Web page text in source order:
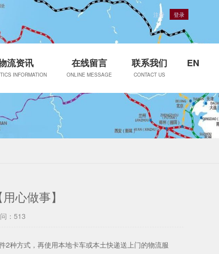
注册 登录
流资讯
INFORMATION
在线留言
ONLINE MESSAGE
联系我们
CONTACT US
EN
心做事】
：513
2种方式，再使用本地卡车或本土快递送上门的物流服